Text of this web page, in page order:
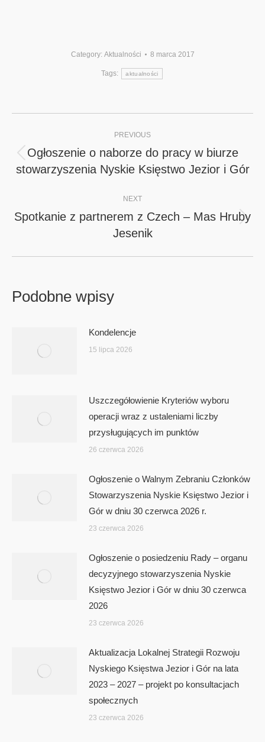
Category: Aktualności 8 marca 2017
Tags: aktualności
navigation
PREVIOUS
Previous
post:
Ogłoszenie o naborze do pracy w biurze
stowarzyszenia Nyskie Księstwo Jezior i Gór
NEXT
Next
post:
Spotkanie z partnerem z Czech – Mas Hruby
Jesenik
Podobne wpisy
Kondelencje
15 lipca 2026
Uszczegółowienie Kryteriów wyboru
operacji wraz z ustaleniami liczby
przysługujących im punktów
26 czerwca 2026
Ogłoszenie o Walnym Zebraniu Członków
Stowarzyszenia Nyskie Księstwo Jezior i
Gór w dniu 30 czerwca 2026 r.
23 czerwca 2026
Ogłoszenie o posiedzeniu Rady – organu
decyzyjnego stowarzyszenia Nyskie
Księstwo Jezior i Gór w dniu 30 czerwca
2026
23 czerwca 2026
Aktualizacja Lokalnej Strategii Rozwoju
Nyskiego Księstwa Jezior i Gór na lata
2023 – 2027 – projekt po konsultacjach
społecznych
23 czerwca 2026